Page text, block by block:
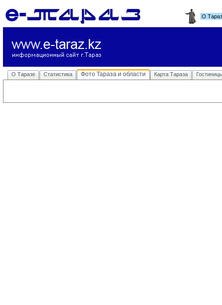
О
О Таразе Статистика Фото Тараза и области Карта Тараза